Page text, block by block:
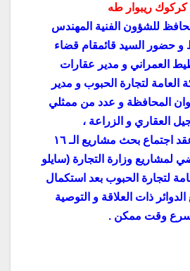
ريبوار طه
للشؤون الفنية المهندس
و حضور السيد قائمقام قضاء
العمراني و مدير عقارات
العامة لتجارة الحبوب و مدير
المحافظة و عدد من ممثلي
العقاري و الزراعة ،
تم صباح هذا اليوم عقد اجتماع بحث مشاريع الـ ١٦
لمشاريع وزارة التجارة (سايلو
لتجارة الحبوب بعد استكمال
ذات العلاقة و التوصية
بأسرع وقت ممكن .